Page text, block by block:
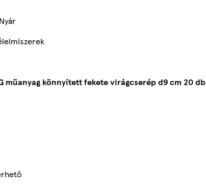
Nyár
műanyag könnyített fekete virágcserép d9 cm 20 db